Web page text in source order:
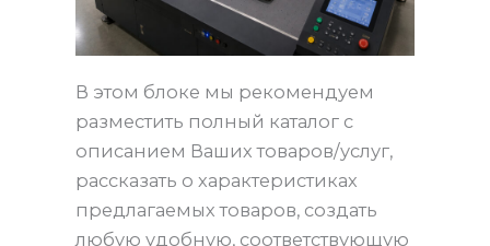
В этом блоке мы рекомендуем
разместить полный каталог с
описанием Ваших товаров/услуг,
рассказать о характеристиках
предлагаемых товаров, создать
любую удобную, соответствующую